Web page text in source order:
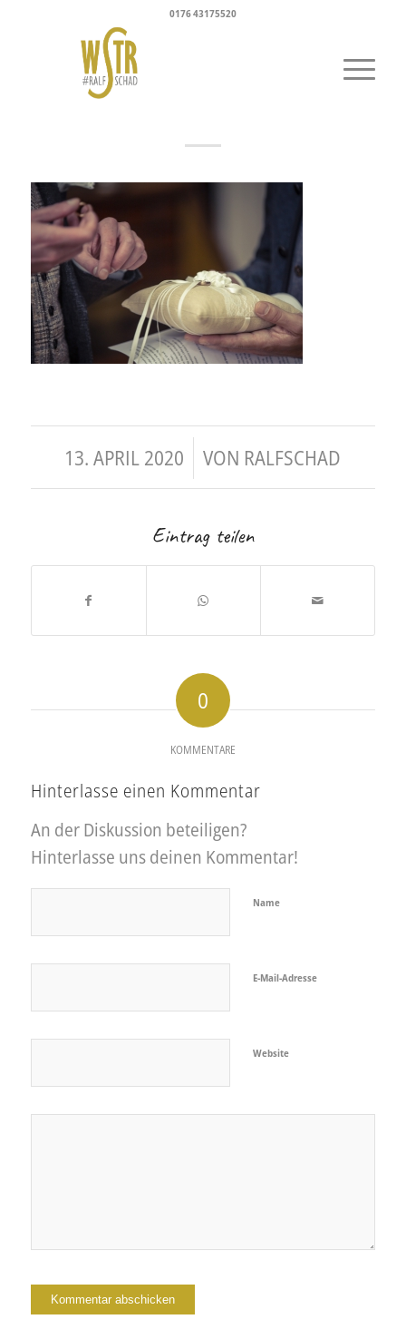
0176 43175520
13. APRIL 2020
/ VON RALFSCHAD
Eintrag teilen
0
KOMMENTARE
Hinterlasse einen Kommentar
An der Diskussion beteiligen?
Hinterlasse uns deinen Kommentar!
Name
E-Mail-Adresse
Website